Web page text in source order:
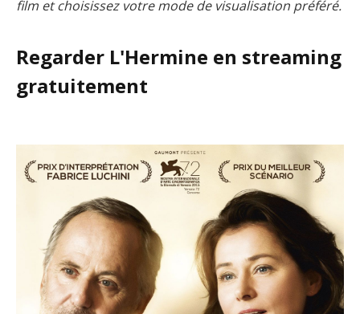
film et choisissez votre mode de visualisation préféré.
Regarder L'Hermine en streaming
gratuitement